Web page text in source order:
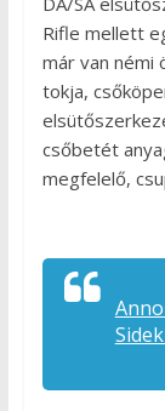
Rifle mellett
már van némi
tokja,
csőbetét
megfelelő,